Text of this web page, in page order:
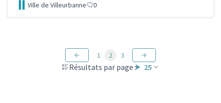
Ville de Villeurbanne 0
Résultats par page : 25
1 2 3